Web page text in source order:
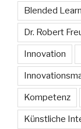
Blended
Dr. Robert
Innovation
Kompetenz
Künstliche